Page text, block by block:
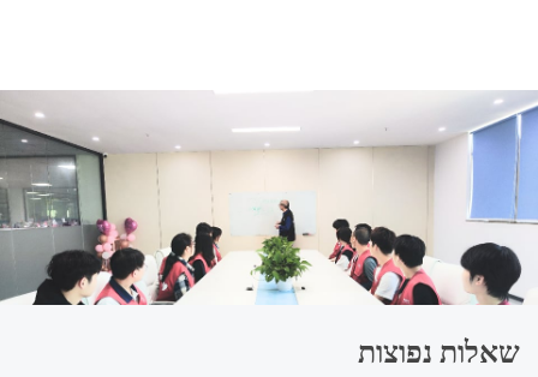
שאלות נפוצות